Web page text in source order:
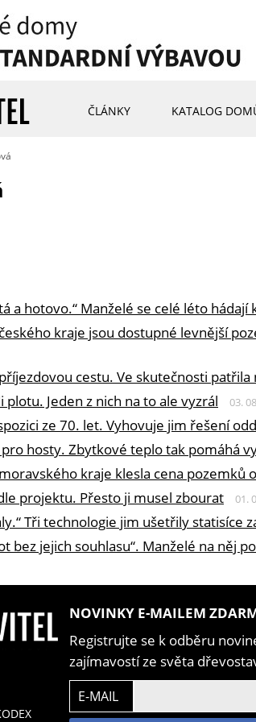
ČLÁNKY KATALOG
a hotovo.“ Manželé se celé léto hádají
kraje jsou dostupné levnější
cestu. Ve skutečnosti
plotu. Jeden z nich na to ale vyzrál 03.
ze 70. let. Vyhovuje jim řešení
hosty. Zbytkové teplo tak pomáhá
kraje klesla cena pozemků
projektu. Přesto ji musel zbourat 01.
Tři technologie jim ušetřily statisíce
bez jejich souhlasu“. Manželé na něj
NOVINKY E-MAILEM
Registrujte se k odběru
zajímavostí ze světa
E-MAIL